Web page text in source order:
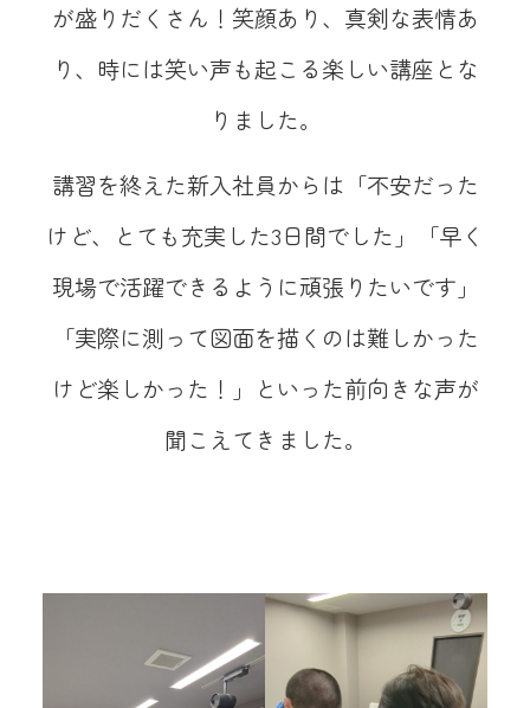
が盛りだくさん！笑顔あり、真剣な表情あ
り、時には笑い声も起こる楽しい講座とな
りました。
講習を終えた新入社員からは「不安だった
けど、とても充実した3日間でした」「早く
現場で活躍できるように頑張りたいです」
「実際に測って図面を描くのは難しかった
けど楽しかった！」といった前向きな声が
聞こえてきました。